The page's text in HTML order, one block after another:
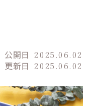
公開日 2025.06.02
更新日 2025.06.02